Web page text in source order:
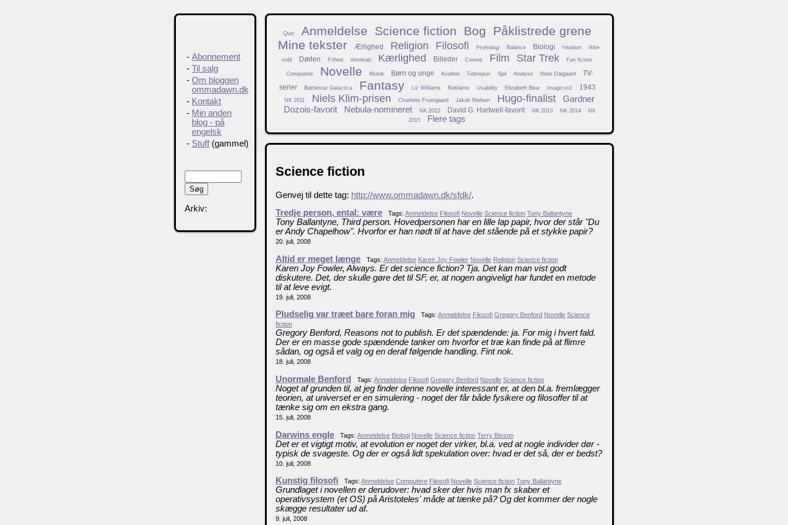
Quiz Anmeldelse Science fiction Bog
Påklistrede grene
Mine tekster
Ærlighed Religion Filosofi Psykologi Balance Biologi Intuition Ikke-
vold Døden Frihed Venskab Kærlighed Billeder Conrep Film Star Trek Fan fiction
Computere Novelle Musik Børn og unge Kvalitet Tidsrejser Spil Analyse Niels Dalgaard
TV-
serier
Battlestar Galactica Fantasy Liz Williams Reklame Usability Elizabeth Bear Imagicon2 1943
NK 2011 Niels Klim-prisen Charlotte Fruergaard Jakob Nielsen Hugo-finalist
Gardner
Dozois-favorit
Nebula-nomineret NK 2012 David G. Hartwell-favorit NK 2013 NK 2014
NK
2015
Flere tags
Science fiction
Genvej til dette tag: http://www.ommadawn.dk/sfdk/.
Tredje person, ental: være
Tags: Anmeldelse Filosofi Novelle Science fiction Tony Ballantyne
Tony Ballantyne, Third person. Hovedpersonen har en lille lap papir, hvor der står "Du
er Andy Chapelhow". Hvorfor er han nødt til at have det stående på et stykke papir?
20. juli, 2008
Altid er meget længe Tags: Anmeldelse Karen Joy Fowler Novelle Religion Science fiction
Karen Joy Fowler, Always. Er det science fiction? Tja. Det kan man vist godt
diskutere. Det, der skulle gøre det til SF, er, at nogen angiveligt har fundet en metode
til at leve evigt.
19. juli, 2008
Pludselig var træet bare foran mig Tags: Anmeldelse Filosofi Gregory Benford Novelle Science
fiction
Gregory Benford, Reasons not to publish. Er det spændende: ja. For mig i hvert fald.
Der er en masse gode spændende tanker om hvorfor et træ kan finde på at flimre
sådan, og også et valg og en deraf følgende handling. Fint nok.
18. juli, 2008
Unormale Benford Tags: Anmeldelse Filosofi Gregory Benford Novelle Science fiction
Noget af grunden til, at jeg finder denne novelle interessant er, at den bl.a. fremlægger
teorien, at universet er en simulering - noget der får både fysikere og filosoffer til at
tænke sig om en ekstra gang.
15. juli, 2008
Darwins engle Tags: Anmeldelse Biologi Novelle Science fiction Terry Bisson
Det er et vigtigt motiv, at evolution er noget der virker, bl.a. ved at nogle individer dør -
typisk de svageste. Og der er også lidt spekulation over: hvad er det så, der er bedst?
10. juli, 2008
Kunstig filosofi Tags: Anmeldelse Computere Filosofi Novelle Science fiction Tony Ballantyne
Grundlaget i novellen er derudover: hvad sker der hvis man fx skaber et
operativsystem (et OS) på Aristoteles' måde at tænke på? Og det kommer der nogle
skægge resultater ud af.
9. juli, 2008
- Abonnement
- Til salg
- Om bloggen
ommadawn.dk
- Kontakt
- Min anden
blog - på
engelsk
- Stuff(gammel)
Arkiv: